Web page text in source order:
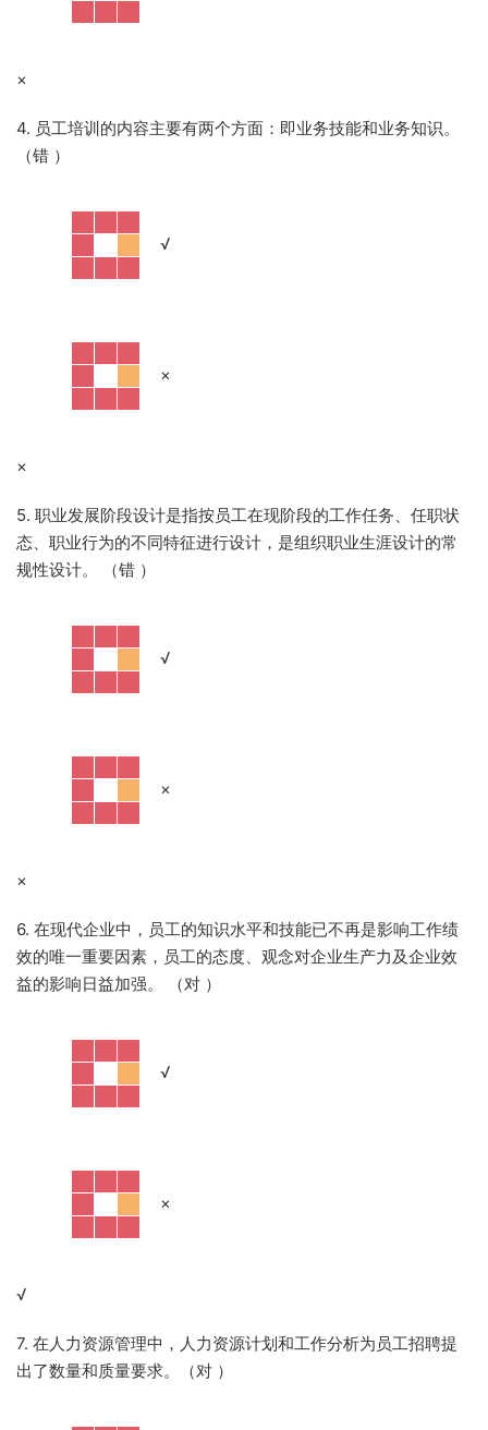
×
4. 员工培训的内容主要有两个方面：即业务技能和业务知识。
（错 ）
√
×
×
5. 职业发展阶段设计是指按员工在现阶段的工作任务、任职状
态、职业行为的不同特征进行设计，是组织职业生涯设计的常
规性设计。 （错 ）
√
×
×
6. 在现代企业中，员工的知识水平和技能已不再是影响工作绩
效的唯一重要因素，员工的态度、观念对企业生产力及企业效
益的影响日益加强。 （对 ）
√
×
√
7. 在人力资源管理中，人力资源计划和工作分析为员工招聘提
出了数量和质量要求。（对 ）